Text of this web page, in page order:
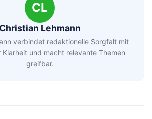
CL
Christian Lehmann
verbindet redaktionelle Sorgfalt mit
Klarheit und macht relevante Themen
greifbar.